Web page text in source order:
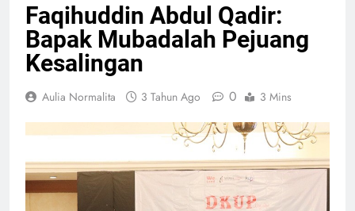
Faqihuddin Abdul Qadir:
Bapak Mubadalah Pejuang
Kesalingan
Aulia Normalita 3 Tahun Ago 0 3 Mins